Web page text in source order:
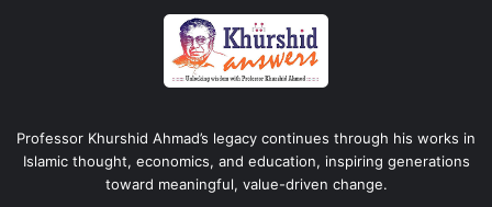
Professor Khurshid Ahmad’s legacy continues through his works in
Islamic thought, economics, and education, inspiring generations
toward meaningful, value-driven change.